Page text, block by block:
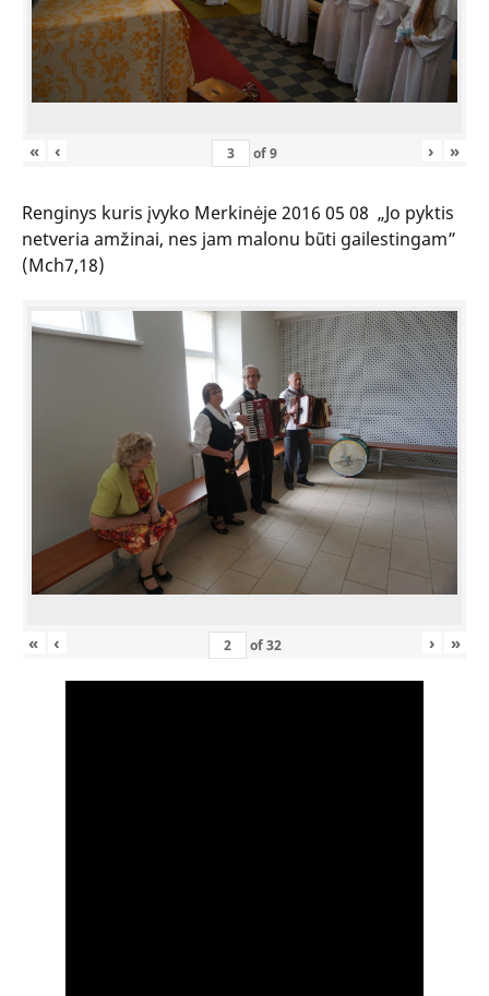
« ‹ of9 › »
Renginys kuris įvyko Merkinėje 2016 05 08 „Jo pyktis
netveria amžinai, nes jam malonu būti gailestingam”
(Mch7,18)
« ‹ of32 › »